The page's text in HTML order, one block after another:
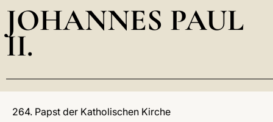
POLSKI
JOHANNES PAUL
II.
264. Papst der Katholischen Kirche